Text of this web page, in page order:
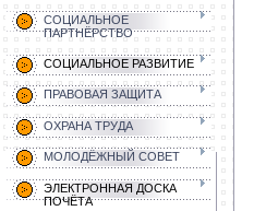
СОЦИАЛЬНОЕ
ПАРТНЁРСТВО
СОЦИАЛЬНОЕ РАЗВИТИЕ
ПРАВОВАЯ ЗАЩИТА
ОХРАНА ТРУДА
МОЛОДЁЖНЫЙ СОВЕТ
ЭЛЕКТРОННАЯ ДОСКА
ПОЧЁТА